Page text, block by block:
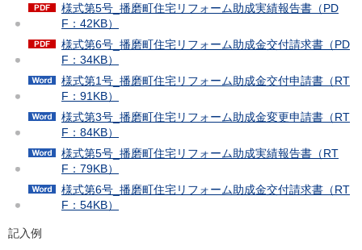
様式第5号_播磨町住宅リフォーム助成実績報告書（PD
F：42KB）
様式第6号_播磨町住宅リフォーム助成金交付請求書（PD
F：34KB）
様式第1号_播磨町住宅リフォーム助成金交付申請書（RT
F：91KB）
様式第3号_播磨町住宅リフォーム助成金変更申請書（RT
F：84KB）
様式第5号_播磨町住宅リフォーム助成実績報告書（RT
F：79KB）
様式第6号_播磨町住宅リフォーム助成金交付請求書（RT
F：54KB）
記入例